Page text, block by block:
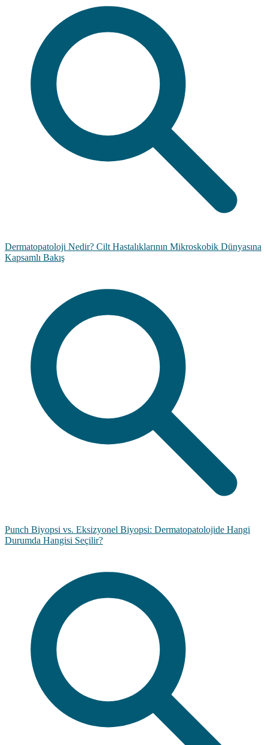
Dermatopatoloji Nedir? Cilt Hastalıklarının Mikroskobik Dünyasına
Kapsamlı Bakış
Punch Biyopsi vs. Eksizyonel Biyopsi: Dermatopatolojide Hangi
Durumda Hangisi Seçilir?